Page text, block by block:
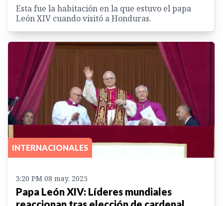
Esta fue la habitación en la que estuvo el papa
León XIV cuando visitó a Honduras.
INTERNACIONALES
3:20 PM 08 may. 2025
Papa León XIV: Líderes mundiales